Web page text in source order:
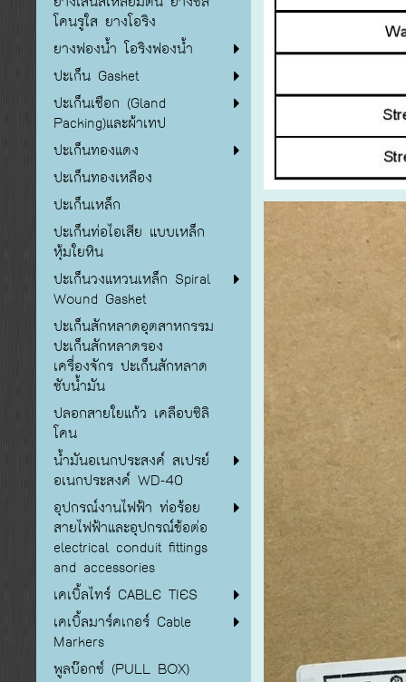
โคนรูใส ยางโอริง
ยางฟองน้ำ โอริงฟองน้ำ
ปะเก็น Gasket
ปะเก็นเชือก (Gland
Packing)และผ้าเทป
ปะเก็นทองแดง
ปะเก็นทองเหลือง
ปะเก็นเหล็ก
ปะเก็นท่อไอเสีย แบบเหล็ก
หุ้มใยหิน
ปะเก็นวงแหวนเหล็ก Spiral
Wound Gasket
ปะเก็นสักหลาดอุตสาหกรรม
ปะเก็นสักหลาดรอง
เครื่องจักร ปะเก็นสักหลาด
ซับน้ำมัน
ปลอกสายใยแก้ว เคลือบซิลิ
โคน
น้ำมันอเนกประสงค์ สเปรย์
อเนกประสงค์ WD-40
อุปกรณ์งานไฟฟ้า ท่อร้อย
สายไฟฟ้าและอุปกรณ์ข้อต่อ
electrical conduit fittings
and accessories
เคเบิ้ลไทร์ CABLE TIES
เคเบิ้ลมาร์คเกอร์ Cable
Markers
พูลบ๊อกซ์ (PULL BOX)